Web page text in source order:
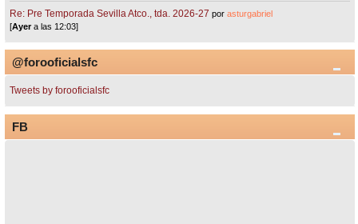
Re: Pre Temporada Sevilla Atco., tda. 2026-27 porasturgabriel
[Ayera las 12:03]
@forooficialsfc
Tweets by forooficialsfc
FB